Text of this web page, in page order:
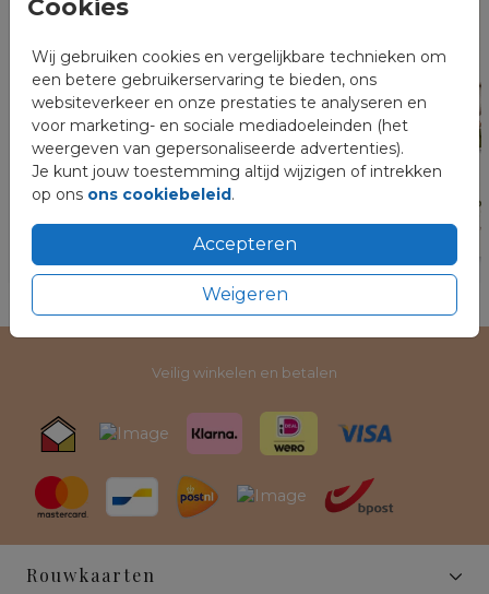
Cookies
Wij gebruiken cookies en vergelijkbare technieken om
een betere gebruikerservaring te bieden, ons
websiteverkeer en onze prestaties te analyseren en
voor marketing- en sociale mediadoeleinden (het
weergeven van gepersonaliseerde advertenties).
Je kunt jouw toestemming altijd wijzigen of intrekken
op ons ons cookiebeleid.
Accepteren
Weigeren
Veilig winkelen en betalen
Rouwkaarten